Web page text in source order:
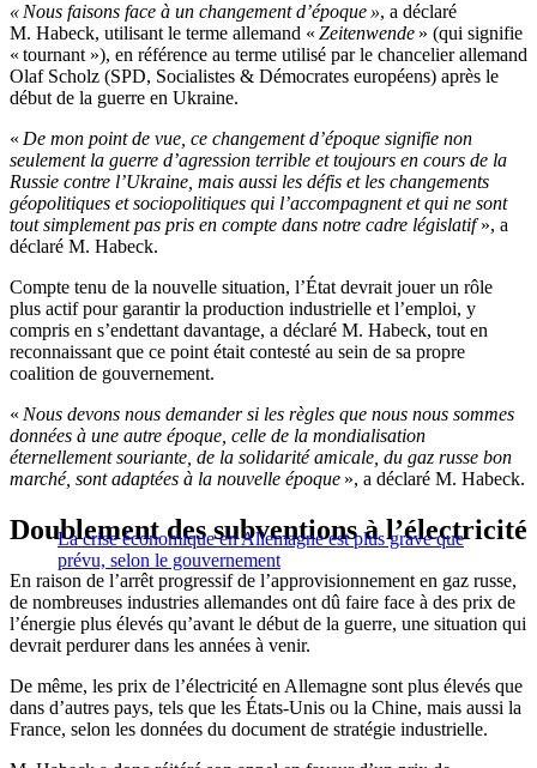
« Nous faisons face à un changement d’époque », a déclaré
M. Habeck, utilisant le terme allemand « Zeitenwende » (qui signifie
« tournant »), en référence au terme utilisé par le chancelier allemand
Olaf Scholz (SPD, Socialistes & Démocrates européens) après le
début de la guerre en Ukraine.
« De mon point de vue, ce changement d’époque signifie non
seulement la guerre d’agression terrible et toujours en cours de la
Russie contre l’Ukraine, mais aussi les défis et les changements
géopolitiques et sociopolitiques qui l’accompagnent et qui ne sont
tout simplement pas pris en compte dans notre cadre législatif», a
déclaré M. Habeck.
Compte tenu de la nouvelle situation, l’État devrait jouer un rôle
plus actif pour garantir la production industrielle et l’emploi, y
compris en s’endettant davantage, a déclaré M. Habeck, tout en
reconnaissant que ce point était contesté au sein de sa propre
coalition de gouvernement.
« Nous devons nous demander si les règles que nous nous sommes
données à une autre époque, celle de la mondialisation
éternellement souriante, de la solidarité amicale, du gaz russe bon
marché, sont adaptées à la nouvelle époque », a déclaré M. Habeck.
La crise économique en Allemagne est plus grave que
prévu, selon le gouvernement
Doublement des subventions à l’électricité
En raison de l’arrêt progressif de l’approvisionnement en gaz russe,
de nombreuses industries allemandes ont dû faire face à des prix de
l’énergie plus élevés qu’avant le début de la guerre, une situation qui
devrait perdurer dans les années à venir.
De même, les prix de l’électricité en Allemagne sont plus élevés que
dans d’autres pays, tels que les États-Unis ou la Chine, mais aussi la
France, selon les données du document de stratégie industrielle.